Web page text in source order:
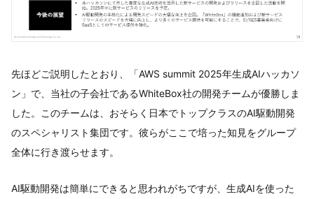
先ほどご説明したとおり、「AWS summit 2025年生成AIハッカソ
ン」で、当社の子会社であるWhiteBox社の開発チームが優勝しま
した。このチームは、おそらく日本でトップクラスのAI駆動開発
のスペシャリスト集団です。彼らがここで培った知見をグループ
全体に行き渡らせます。
AI駆動開発は簡単にできると思われがちですが、生成AIを使った